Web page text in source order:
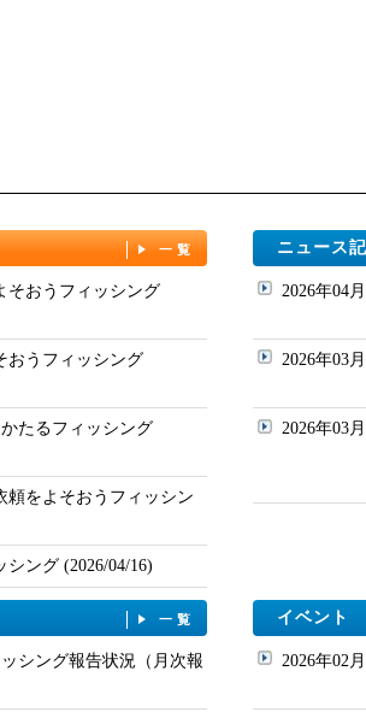
一覧
そおうフィッシング
おうフィッシング
たるフィッシング
頼をよそおうフィッシン
ング (2026/04/16)
ニュース
2026年04
2026年03
2026年03
一覧
シング報告状況（月次報
イベント
2026年02